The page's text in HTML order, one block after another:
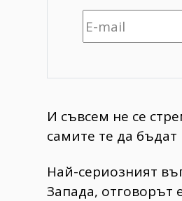
И съвсем не се
самите те да бъдат
Най-сериозният
Запада, отговорът